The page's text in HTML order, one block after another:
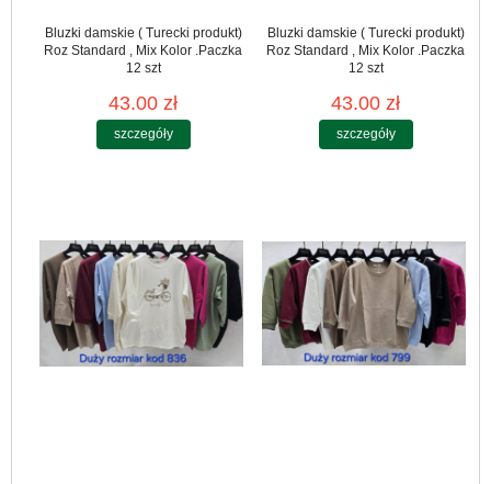
Bluzki damskie ( Turecki produkt)
Roz Standard , Mix Kolor .Paczka
12 szt
43.00 zł
szczegóły
Bluzki damskie ( Turecki produkt)
Roz Standard , Mix Kolor .Paczka
12 szt
43.00 zł
szczegóły